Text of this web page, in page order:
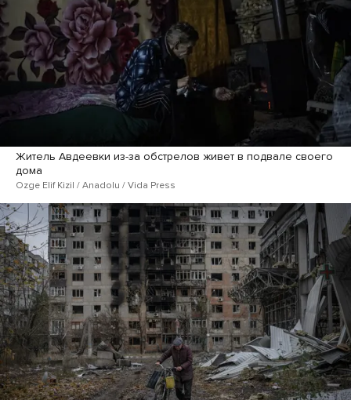
Житель Авдеевки из-за обстрелов живет в подвале своего
дома
Ozge Elif Kizil / Anadolu / Vida Press